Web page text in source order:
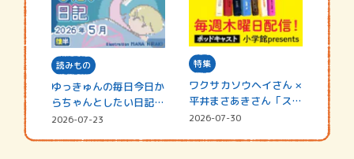
読みもの
ゆっきゅんの毎日今日か
らちゃんとしたい日記
☆202…
2026-07-23
特集
ワクサカソウヘイさん ×
平井まさあきさん「スペ
シャ…
2026-07-30